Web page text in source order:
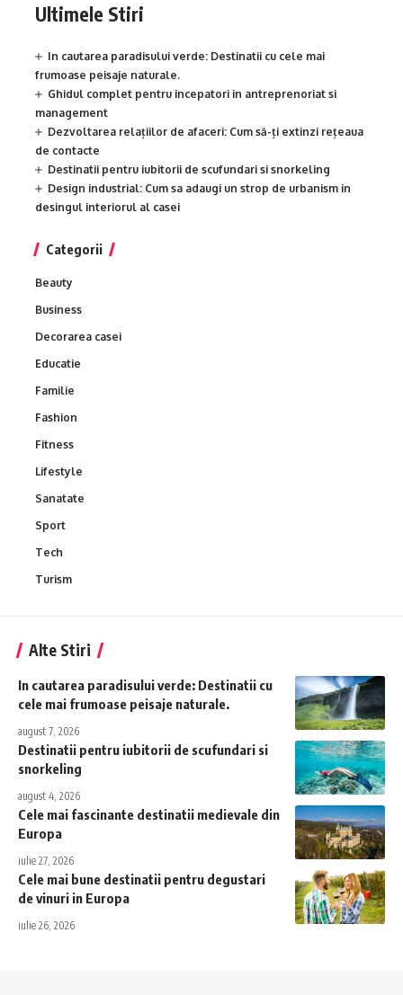
Ultimele Stiri
In cautarea paradisului verde: Destinatii cu cele mai
frumoase peisaje naturale.
Ghidul complet pentru incepatori in antreprenoriat si
management
Dezvoltarea relațiilor de afaceri: Cum să-ți extinzi rețeaua
de contacte
Destinatii pentru iubitorii de scufundari si snorkeling
Design industrial: Cum sa adaugi un strop de urbanism in
desingul interiorul al casei
Categorii
Beauty
Business
Decorarea casei
Educatie
Familie
Fashion
Fitness
Lifestyle
Sanatate
Sport
Tech
Turism
Alte Stiri
In cautarea paradisului verde: Destinatii cu
cele mai frumoase peisaje naturale.
august 7, 2026
Destinatii pentru iubitorii de scufundari si
snorkeling
august 4, 2026
Cele mai fascinante destinatii medievale din
Europa
iulie 27, 2026
Cele mai bune destinatii pentru degustari
de vinuri in Europa
iulie 26, 2026